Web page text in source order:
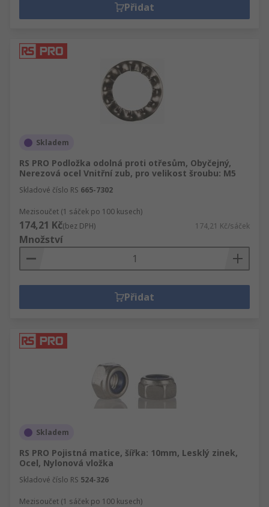
Přidat
Skladem
RS PRO Podložka odolná proti otřesům, Obyčejný,
Nerezová ocel Vnitřní zub, pro velikost šroubu: M5
Skladové číslo RS 665-7302
Mezisoučet (1 sáček po 100 kusech)
174,21 Kč(bez DPH) 174,21 Kč/sáček
Množství
Přidat
Skladem
RS PRO Pojistná matice, šířka: 10mm, Lesklý zinek,
Ocel, Nylonová vložka
Skladové číslo RS 524-326
Mezisoučet (1 sáček po 100 kusech)